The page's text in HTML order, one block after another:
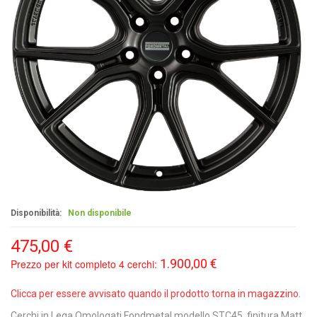
Disponibilità: Non disponibile
475,00 €
Prezzo per kit completo 4 cerchi: 1.900,00 €
Clicca per essere avvisato quando il prodotto torna in magazzino.